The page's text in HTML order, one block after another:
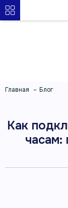
Главная Блог
Как
часам: